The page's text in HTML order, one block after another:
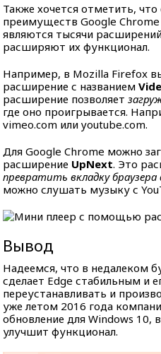
Также хочется отметить,
преимуществ Google
являются тысячи
расширяют их функционал.
Например, в Mozilla Firefox
расширение с названием
расширение позволяет
где оно проигрывается.
vimeo.com или youtube.com.
Для Google Chrome можно
расширение UpNext. Это
превратить вкладку браузера
можно слушать музыку с
Вывод
Надеемся, что в недалеком
сделает Edge стабильным и
переустанавливать и
уже летом 2016 года
обновление для Windows 10,
улучшит функционал.